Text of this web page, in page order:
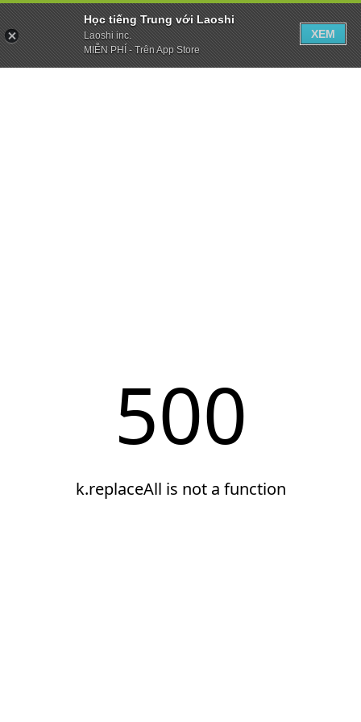
Học tiếng Trung với Laoshi
Laoshi inc.
MIỄN PHÍ - Trên App Store
XEM
500
k.replaceAll is not a function